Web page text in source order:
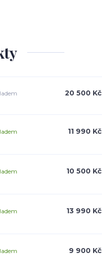
20 500 Kč
11 990 Kč
10 500 Kč
13 990 Kč
9 900 Kč